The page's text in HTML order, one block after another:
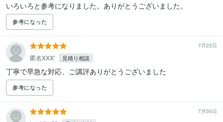
いろいろと参考になりました。ありがとうございました。
参考になった
7月22日
匿名XXX’ 見積り相談
丁寧で早急な対応、ご講評ありがとうございました
参考になった
7月30日